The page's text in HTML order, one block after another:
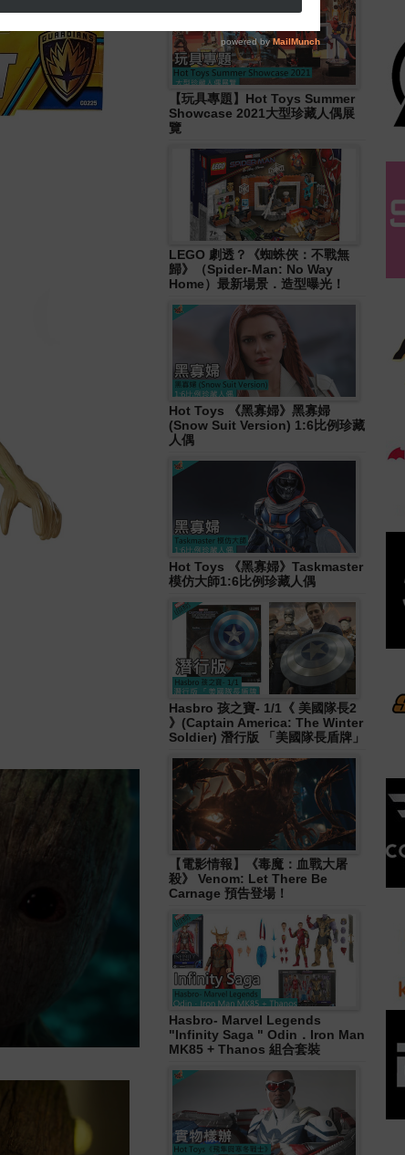
【玩具專題】Hot Toys Summer
Showcase 2021大型珍藏人偶展
覽
LEGO 劇透？《蜘蛛俠：不戰無
歸》（Spider-Man: No Way
Home）最新場景．造型曝光！
Hot Toys 《黑寡婦》黑寡婦
(Snow Suit Version) 1:6比例珍藏
人偶
Hot Toys 《黑寡婦》Taskmaster
模仿大師1:6比例珍藏人偶
Hasbro 孩之寶- 1/1《 美國隊長2
》(Captain America: The Winter
Soldier) 潛行版 「美國隊長盾牌」
【電影情報】《毒魔：血戰大屠
殺》 Venom: Let There Be
Carnage 預告登場！
Hasbro- Marvel Legends
"Infinity Saga " Odin．Iron Man
MK85 + Thanos 組合套裝